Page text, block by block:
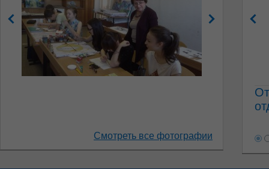
Смотреть все фотографии